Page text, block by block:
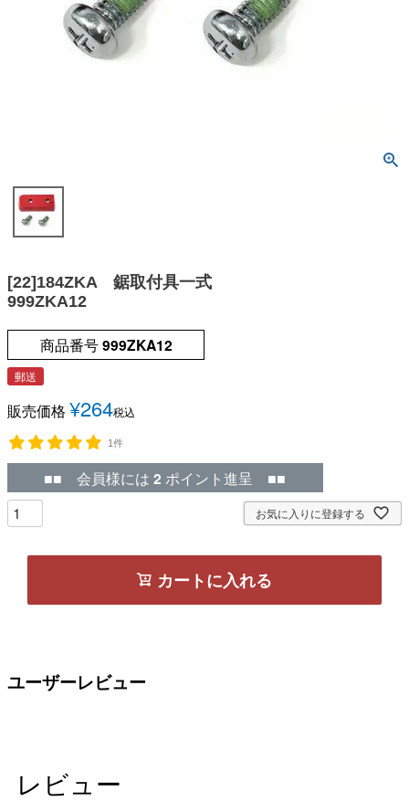
[22]184ZKA 鋸取付具一式
999ZKA12
商品番号 999ZKA12
郵送
販売価格 ¥264税込
1件
■■ 会員様には 2 ポイント進呈 ■■
お気に入りに登録する
カートに入れる
ユーザーレビュー
レビュー